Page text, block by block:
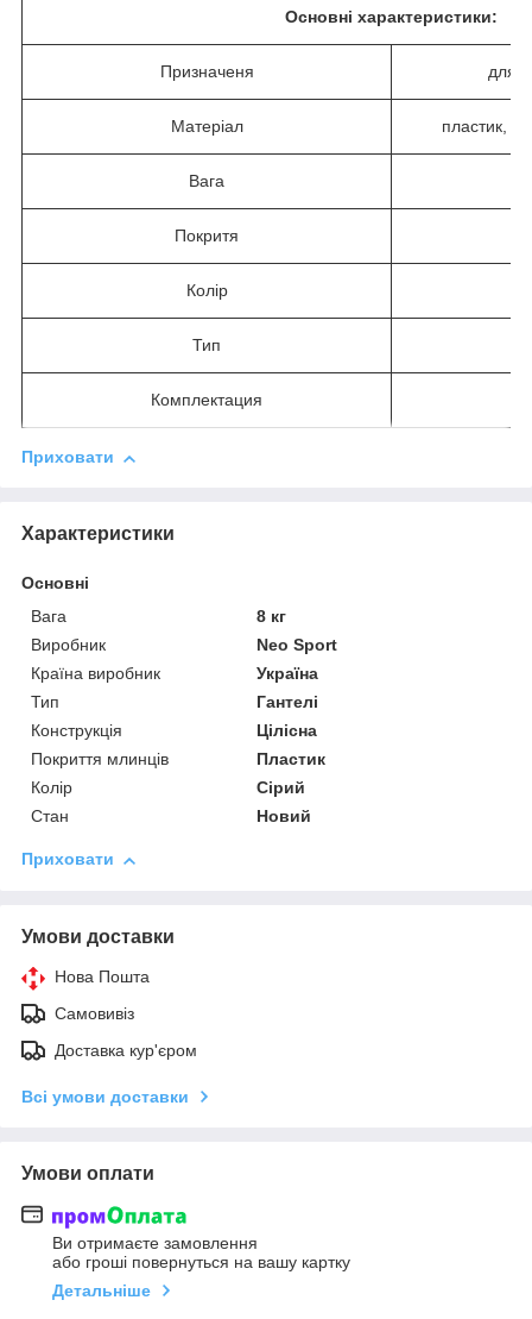
Основні характеристики:
Призначеня для
Матеріал пластик,
Вага
Покритя
Колір
Тип
Комплектация
Приховати
Характеристики
Основні
Вага
8 кг
Виробник
Neo Sport
Країна виробник
Україна
Тип
Гантелі
Конструкція
Цілісна
Покриття млинців
Пластик
Колір
Сірий
Стан
Новий
Приховати
Умови доставки
Нова Пошта
Самовивіз
Доставка кур'єром
Всі умови доставки
Умови оплати
Ви отримаєте замовлення
або гроші повернуться на вашу картку
Детальніше